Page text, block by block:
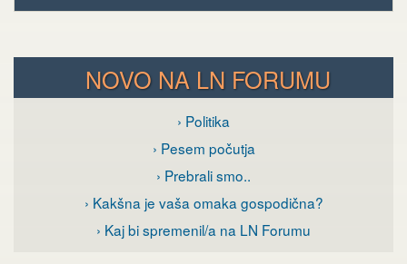
NOVO NA LN FORUMU
› Politika
› Pesem počutja
› Prebrali smo..
› Kakšna je vaša omaka gospodična?
› Kaj bi spremenil/a na LN Forumu